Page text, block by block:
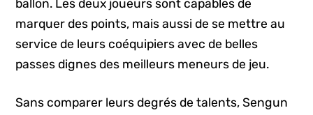
ballon. Les deux joueurs sont capables de
marquer des points, mais aussi de se mettre au
service de leurs coéquipiers avec de belles
passes dignes des meilleurs meneurs de jeu.
Sans comparer leurs degrés de talents, Sengun